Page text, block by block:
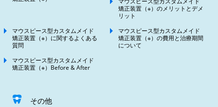
矯正装置（※）のメリットとデメ
リット
マウスピース型カスタムメイド
矯正装置（※）に関するよくある
質問
マウスピース型カスタムメイド
矯正装置（※）の費用と治療期間
について
マウスピース型カスタムメイド
矯正装置（※）Before & After
その他